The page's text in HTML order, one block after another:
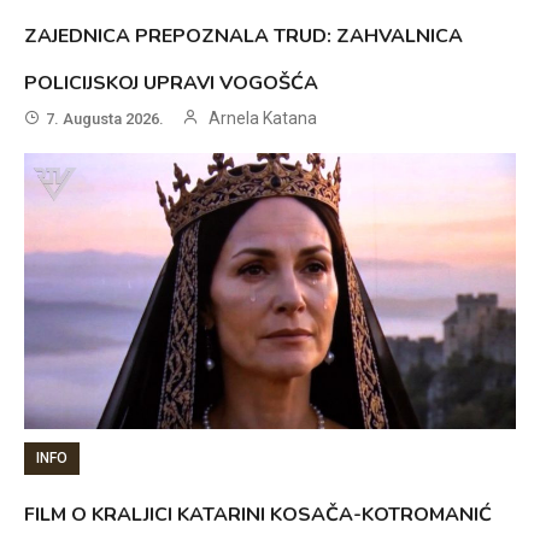
ZAJEDNICA PREPOZNALA TRUD: ZAHVALNICA
POLICIJSKOJ UPRAVI VOGOŠĆA
7. Augusta 2026. Arnela Katana
INFO
FILM O KRALJICI KATARINI KOSAČA-KOTROMANIĆ